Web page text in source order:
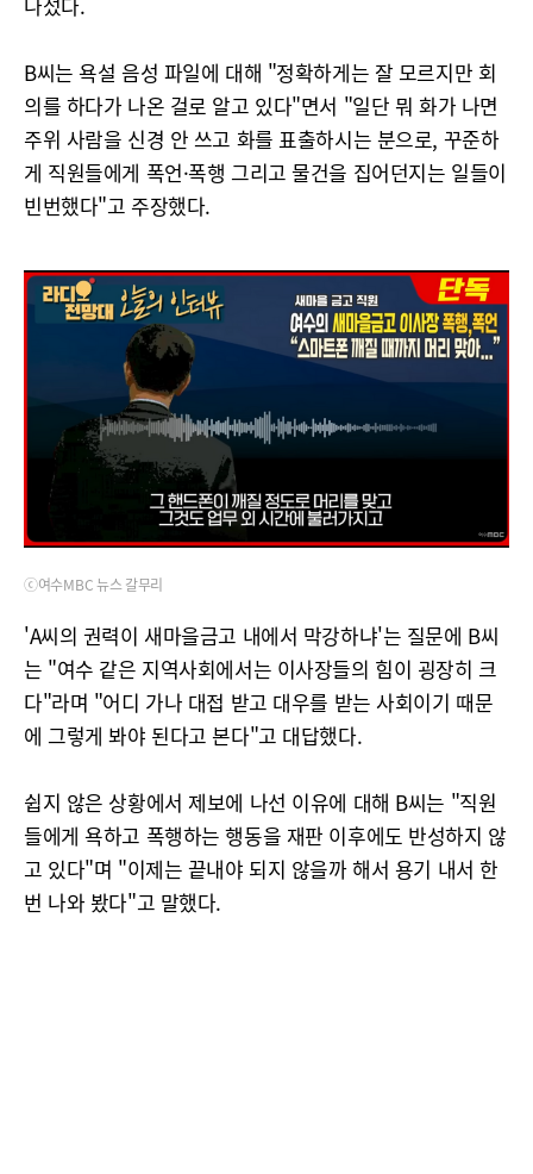
B씨는 욕설 음성 파일에 대해 "정확하게는 잘 모르지만 회
의를 하다가 나온 걸로 알고 있다"면서 "일단 뭐 화가 나면
주위 사람을 신경 안 쓰고 화를 표출하시는 분으로, 꾸준하
게 직원들에게 폭언·폭행 그리고 물건을 집어던지는 일들이
빈번했다"고 주장했다.
ⓒ여수MBC 뉴스 갈무리
'A씨의 권력이 새마을금고 내에서 막강하냐'는 질문에 B씨
는 "여수 같은 지역사회에서는 이사장들의 힘이 굉장히 크
다"라며 "어디 가나 대접 받고 대우를 받는 사회이기 때문
에 그렇게 봐야 된다고 본다"고 대답했다.
쉽지 않은 상황에서 제보에 나선 이유에 대해 B씨는 "직원
들에게 욕하고 폭행하는 행동을 재판 이후에도 반성하지 않
고 있다"며 "이제는 끝내야 되지 않을까 해서 용기 내서 한
번 나와 봤다"고 말했다.